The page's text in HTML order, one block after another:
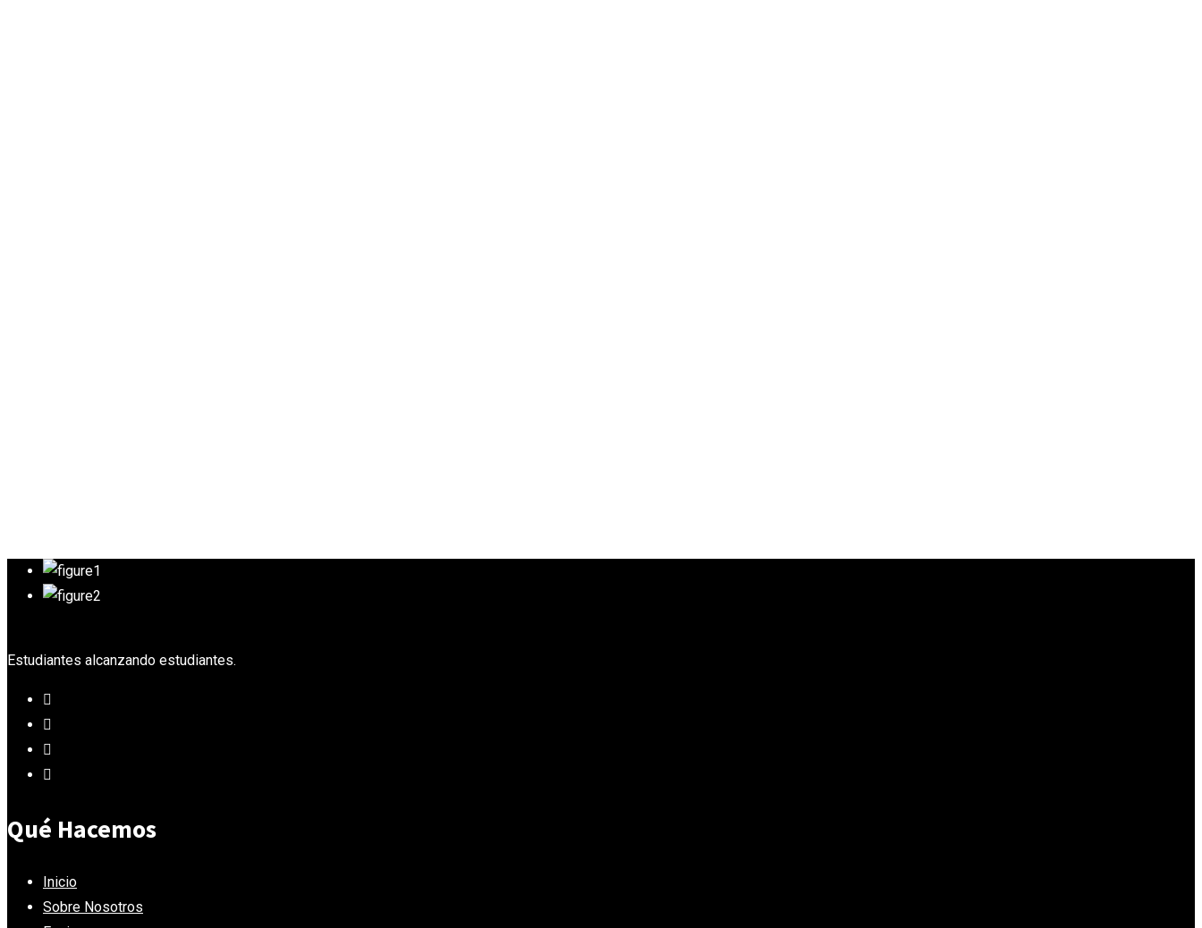
Estudiantes alcanzando estudiantes.
Qué Hacemos
Inicio
Sobre Nosotros